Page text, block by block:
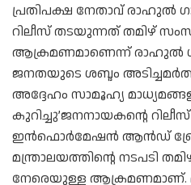
പ്രതിപക്ഷ നേതാവ് രാഹുല്‍
റിലീസ് തടയുന്നത് തമിഴ്
ആക്രമണമാണെന്ന് രാഹുല്‍
ജനതയുടെ ശബ്ദം
അദ്ദേഹം സാമൂഹ്യ
കുറിച്ചു’ജനനായകന്റെ
ഇന്‍ഫൊര്‍മേഷന്‍ ആന്‍ഡ്
മന്ത്രാലയത്തിന്റെ നടപടി
നേരെയുള്ള ആക്രമണമാണ്.